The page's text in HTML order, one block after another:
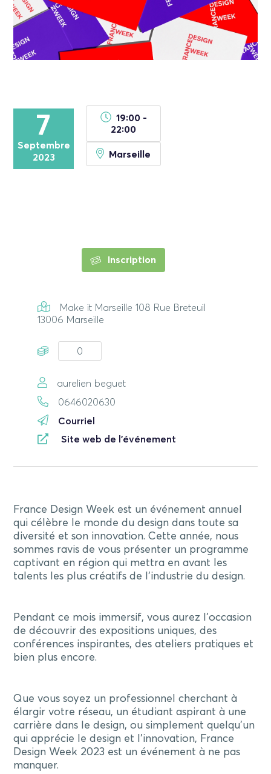
7
Septembre
2023
19:00 -
22:00
Marseille
Inscription
Make it Marseille 108 Rue Breteuil
13006 Marseille
0
aurelien beguet
0646020630
Courriel
Site web de l'événement
France Design Week est un événement annuel
qui célèbre le monde du design dans toute sa
diversité et son innovation. Cette année, nous
sommes ravis de vous présenter un programme
captivant en région qui mettra en avant les
talents les plus créatifs de l’industrie du design.
Pendant ce mois immersif, vous aurez l’occasion
de découvrir des expositions uniques, des
conférences inspirantes, des ateliers pratiques et
bien plus encore.
Que vous soyez un professionnel cherchant à
élargir votre réseau, un étudiant aspirant à une
carrière dans le design, ou simplement quelqu’un
qui apprécie le design et l’innovation, France
Design Week 2023 est un événement à ne pas
manquer.